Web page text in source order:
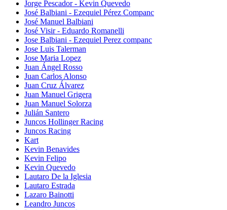
Jorge Pescador - Kevin Quevedo
José Balbiani - Ezequiel Pérez Companc
José Manuel Balbiani
José Visir - Eduardo Romanelli
Jose Balbiani - Ezequiel Perez companc
Jose Luis Talerman
Jose Maria Lopez
Juan Ángel Rosso
Juan Carlos Alonso
Juan Cruz Álvarez
Juan Manuel Grigera
Juan Manuel Solorza
Julián Santero
Juncos Hollinger Racing
Juncos Racing
Kart
Kevin Benavides
Kevin Felipo
Kevin Quevedo
Lautaro De la Iglesia
Lautaro Estrada
Lazaro Bainotti
Leandro Juncos